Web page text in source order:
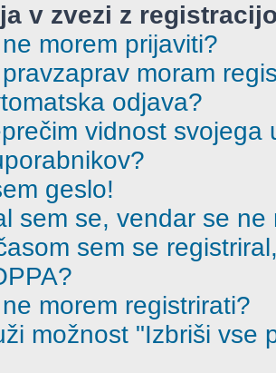
v zvezi z
morem prijaviti?
moram
odjava?
vidnost
geslo!
sem se, vendar se ne
sem se
morem registrirati?
možnost "Izbriši vse